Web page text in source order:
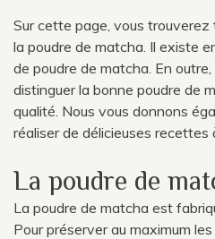
Sur cette page, vous
la poudre de matcha. Il existe
de poudre de matcha. En
distinguer la bonne poudre de
qualité. Nous vous donnons
réaliser de délicieuses recettes
La poudre de
La poudre de matcha est
Pour préserver au maximum